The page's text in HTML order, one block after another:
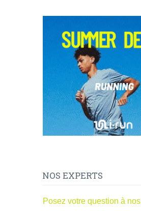
NOS EXPERTS
Posez votre question à